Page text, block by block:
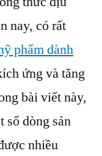
nay, có rất
phẩm dành
ứng và tăng
bài viết này,
số dòng sản
nhiều